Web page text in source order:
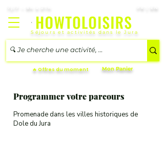
FR | EN
Séjours et activités dans le Jura
Mon Panier
🔥 Offres du moment
Programmer votre parcours
Promenade dans les villes historiques de
Dole du Jura